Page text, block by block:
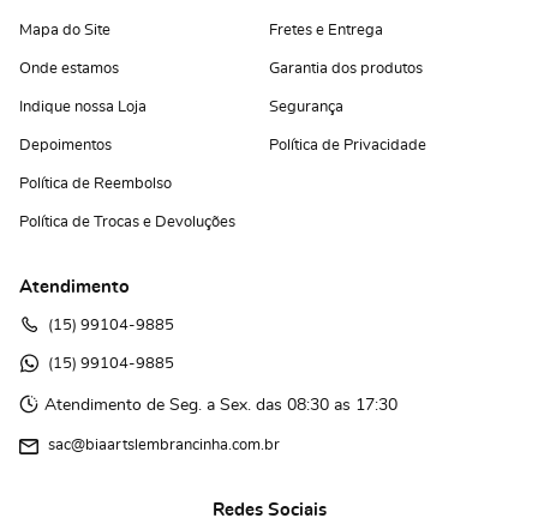
Mapa do Site
Onde estamos
Indique nossa Loja
Depoimentos
Política de Reembolso
Política de Trocas e Devoluções
Fretes e Entrega
Garantia dos produtos
Segurança
Política de Privacidade
Atendimento
(15) 99104-9885
(15) 99104-9885
Atendimento de Seg. a Sex. das 08:30 as 17:30
sac@biaartslembrancinha.com.br
Redes Sociais